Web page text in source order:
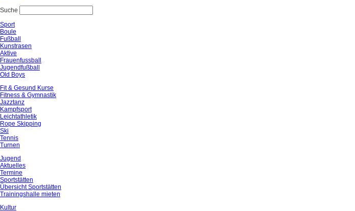
Suche
Sport
Boule
Fußball
Kunstrasen
Aktive
Frauenfussball
Jugendfußball
Old Boys
Fit & Gesund Kurse
Fitness & Gymnastik
Jazztanz
Kampfsport
Leichtathletik
Rope Skipping
Ski
Tennis
Turnen
Jugend
Aktuelles
Termine
Sportstätten
Übersicht Sportstätten
Trainingshalle mieten
Kultur